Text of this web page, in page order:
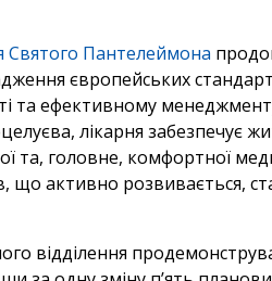
Святого Пантелеймона
європейських
та ефективному
лікарня забезпечує
та, головне, комфортної
що активно розвивається,
відділення